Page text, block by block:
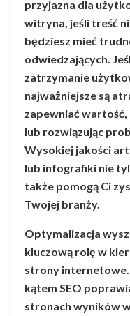
przyjazna dla
witryna, jeśli treść
będziesz mieć
odwiedzających.
zatrzymanie
najważniejsze są
zapewniać
lub rozwiązując
Wysokiej jakości
lub infografiki nie
także pomogą Ci
Twojej branży.
Optymalizacja
kluczową rolę w
strony
kątem SEO
stronach wyników